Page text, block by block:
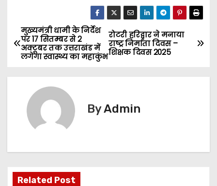
P
o
s
v
रोटरी हरिद्वार ने मनाया
राष्ट्र निर्माता दिवस –
शिक्षक दिवस 2025
मुख्यमंत्री धामी के निर्देश
पर 17 सितम्बर से 2
अक्टूबर तक उत्तराखंड में
लगेगा स्वास्थ्य का महाकुंभ
ByAdmin
Related Post